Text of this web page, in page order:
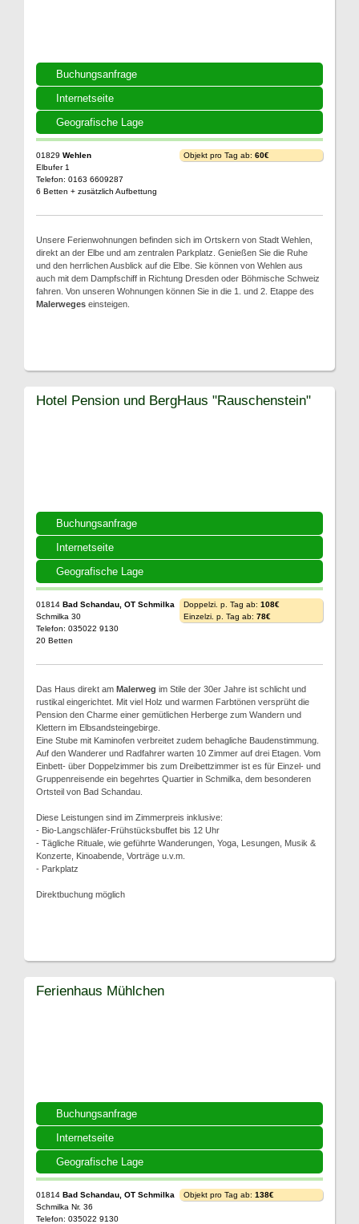
Buchungsanfrage
Internetseite
Geografische Lage
01829 Wehlen
Elbufer 1
Telefon: 0163 6609287
6 Betten + zusätzlich Aufbettung
Objekt pro Tag ab: 60€
Unsere Ferienwohnungen befinden sich im Ortskern von Stadt Wehlen,
direkt an der Elbe und am zentralen Parkplatz. Genießen Sie die Ruhe
und den herrlichen Ausblick auf die Elbe. Sie können von Wehlen aus
auch mit dem Dampfschiff in Richtung Dresden oder Böhmische Schweiz
fahren. Von unseren Wohnungen können Sie in die 1. und 2. Etappe des
Malerweges einsteigen.
Buchungsanfrage
Internetseite
Geografische Lage
Hotel Pension und BergHaus "Rauschenstein"
01814 Bad Schandau, OT Schmilka
Schmilka 30
Telefon: 035022 9130
20 Betten
Doppelzi. p. Tag ab: 108€
Einzelzi. p. Tag ab: 78€
Das Haus direkt am Malerweg im Stile der 30er Jahre ist schlicht und
rustikal eingerichtet. Mit viel Holz und warmen Farbtönen versprüht die
Pension den Charme einer gemütlichen Herberge zum Wandern und
Klettern im Elbsandsteingebirge.
Eine Stube mit Kaminofen verbreitet zudem behagliche Baudenstimmung.
Auf den Wanderer und Radfahrer warten 10 Zimmer auf drei Etagen. Vom
Einbett- über Doppelzimmer bis zum Dreibettzimmer ist es für Einzel- und
Gruppenreisende ein begehrtes Quartier in Schmilka, dem besonderen
Ortsteil von Bad Schandau.
Diese Leistungen sind im Zimmerpreis inklusive:
- Bio-Langschläfer-Frühstücksbuffet bis 12 Uhr
- Tägliche Rituale, wie geführte Wanderungen, Yoga, Lesungen, Musik &
Konzerte, Kinoabende, Vorträge u.v.m.
- Parkplatz
Direktbuchung möglich
Buchungsanfrage
Internetseite
Geografische Lage
Ferienhaus Mühlchen
01814 Bad Schandau, OT Schmilka
Schmilka Nr. 36
Telefon: 035022 9130
Objekt pro Tag ab: 138€